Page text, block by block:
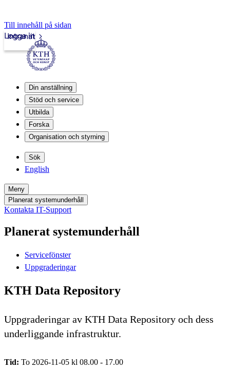
Till innehåll på sidan
Intranät
Logga in
Din anställning
Stöd och service
Utbilda
Forska
Organisation och styrning
Sök
English
Meny
Planerat systemunderhåll
Kontakta IT-Support
Planerat systemunderhåll
Servicefönster
Uppgraderingar
KTH Data Repository
Uppgraderingar av KTH Data Repository och dess
underliggande infrastruktur.
Tid: To 2026-11-05 kl 08.00 - 17.00